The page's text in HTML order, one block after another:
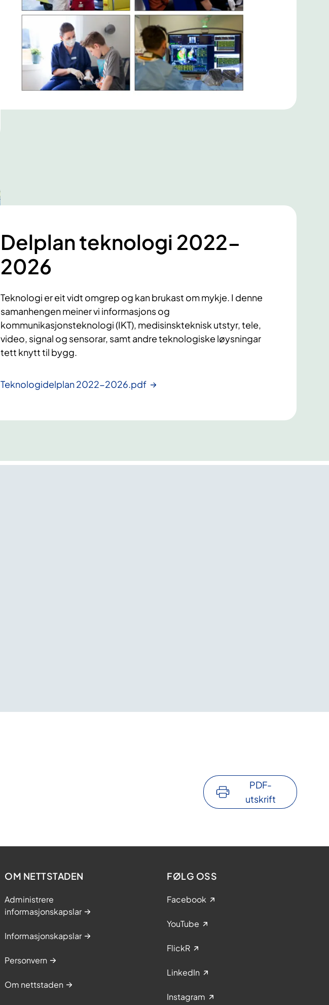
Delplan teknologi 2022-
2026
Teknologi er eit vidt omgrep og kan brukast om mykje. I denne
samanhengen meiner vi informasjons og
kommunikasjonsteknologi (IKT), medisinskteknisk utstyr, tele,
video, signal og sensorar, samt andre teknologiske løysningar
tett knytt til bygg.
Teknologidelplan 2022-2026.pdf
PDF-
utskrift
OM NETTSTADEN
Administrere
informasjonskapslar
Informasjonskapslar
Personvern
Om nettstaden
FØLG OSS
Facebook
YouTube
FlickR
LinkedIn
Instagram